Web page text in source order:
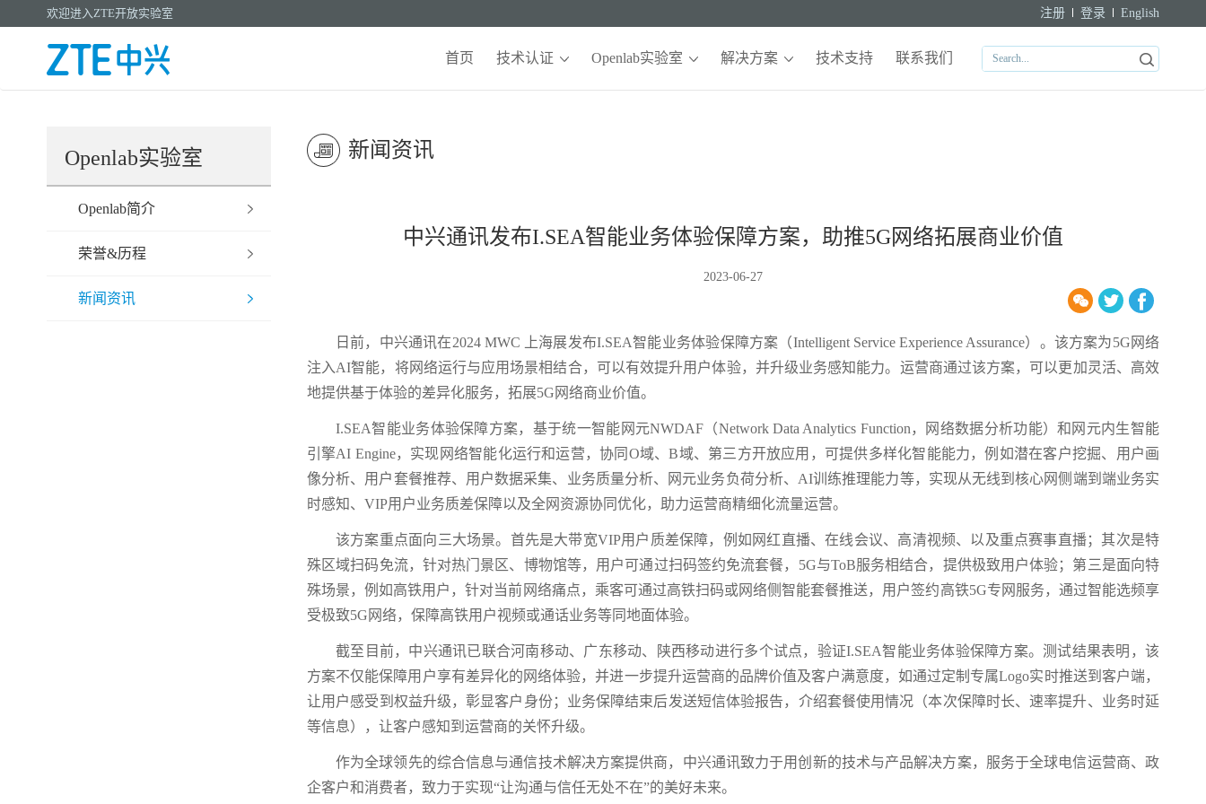
欢迎进入ZTE开放实验室 注册 登录 English
首页 技术认证 Openlab实验室 解决方案 技术支持 联系我们
Openlab实验室
Openlab简介
荣誉&历程
新闻资讯
新闻资讯
中兴通讯发布I.SEA智能业务体验保障方案，助推5G网络拓展商业价值
2023-06-27
日前，中兴通讯在2024 MWC 上海展发布I.SEA智能业务体验保障方案（Intelligent Service Experience Assurance）。该方案为5G网络
注入AI智能，将网络运行与应用场景相结合，可以有效提升用户体验，并升级业务感知能力。运营商通过该方案，可以更加灵活、高效
地提供基于体验的差异化服务，拓展5G网络商业价值。
I.SEA智能业务体验保障方案，基于统一智能网元NWDAF（Network Data Analytics Function，网络数据分析功能）和网元内生智能
引擎AI Engine，实现网络智能化运行和运营，协同O域、B域、第三方开放应用，可提供多样化智能能力，例如潜在客户挖掘、用户画
像分析、用户套餐推荐、用户数据采集、业务质量分析、网元业务负荷分析、AI训练推理能力等，实现从无线到核心网侧端到端业务实
时感知、VIP用户业务质差保障以及全网资源协同优化，助力运营商精细化流量运营。
该方案重点面向三大场景。首先是大带宽VIP用户质差保障，例如网红直播、在线会议、高清视频、以及重点赛事直播；其次是特
殊区域扫码免流，针对热门景区、博物馆等，用户可通过扫码签约免流套餐，5G与ToB服务相结合，提供极致用户体验；第三是面向特
殊场景，例如高铁用户，针对当前网络痛点，乘客可通过高铁扫码或网络侧智能套餐推送，用户签约高铁5G专网服务，通过智能选频享
受极致5G网络，保障高铁用户视频或通话业务等同地面体验。
截至目前，中兴通讯已联合河南移动、广东移动、陕西移动进行多个试点，验证I.SEA智能业务体验保障方案。测试结果表明，该
方案不仅能保障用户享有差异化的网络体验，并进一步提升运营商的品牌价值及客户满意度，如通过定制专属Logo实时推送到客户端，
让用户感受到权益升级，彰显客户身份；业务保障结束后发送短信体验报告，介绍套餐使用情况（本次保障时长、速率提升、业务时延
等信息），让客户感知到运营商的关怀升级。
作为全球领先的综合信息与通信技术解决方案提供商，中兴通讯致力于用创新的技术与产品解决方案，服务于全球电信运营商、政
企客户和消费者，致力于实现“让沟通与信任无处不在”的美好未来。